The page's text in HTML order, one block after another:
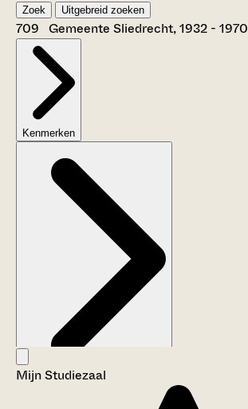
Zoek Uitgebreid zoeken
709 Gemeente Sliedrecht, 1932 - 1970
Kenmerken
Aanwijzingen voor de gebruiker
Mijn Studiezaal